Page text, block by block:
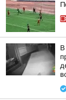
В